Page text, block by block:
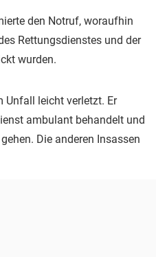
den Notruf, woraufhin
Rettungsdienstes und der
wurden.
Unfall leicht verletzt. Er
ambulant behandelt und
Die anderen Insassen